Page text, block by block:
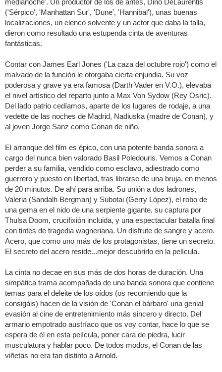
medianoche'. Un productor de los de antes, Dino DeLaurentis
('Sérpico', 'Manhattan Sur', 'Dune', 'Hannibal'), unas buenas
localizaciones, un elenco solvente y un actor que daba la talla,
dieron como resultado una estupenda cinta de aventuras
fantásticas.
Contar con James Earl Jones ('La caza del octubre rojo') como el
malvado de la función le otorgaba cierta enjundia. Su voz
poderosa y grave ya era famosa (Darth Vader en V.O.), elevaba
el nivel artístico del reparto junto a Max Von Sydow (Rey Osric).
Del lado patrio cedíamos, aparte de los lugares de rodaje, a una
vedette de las noches de Madrid, Nadiuska (madre de Conan), y
al joven Jorge Sanz como Conan de niño.
El arranque del film es épico, con una potente banda sonora a
cargo del nunca bien valorado Basil Poledouris. Vemos a Conan
perder a su familia, vendido como esclavo, adiestrado como
guerrero y puesto en libertad, tras librarse de una bruja, en menos
de 20 minutos. De ahí para arriba. Su unión a dos ladrones,
Valeria (Sandalh Bergman) y Subotai (Gerry López), el robo de
una gema en el nido de una serpiente gigante, su captura por
Thulsa Doom, crucifixión incluida, y una espectacular batalla final
con tintes de tragedia wagneriana. Un disfrute de sangre y acero.
Acero, que como uno más de los protagonistas, tiene un secreto.
El secreto del acero reside...mejor descubrirlo en la película.
La cinta no decae en sus más de dos horas de duración. Una
simpática trama acompañada de una banda sonora que contiene
temas para el deleite de los oídos (os recomiendo que la
consigáis) hacen de la visión de 'Conan el bárbaro' una genial
evasión al cine de entretenimiento más sincero y directo. Del
armario empotrado austríaco que os voy contar, hace lo que se
espera de él en esta película, poner cara de piedra, lucir
musculatura y hablar poco. De todos modos, el Conan de las
viñetas no era tan distinto a Arnold.